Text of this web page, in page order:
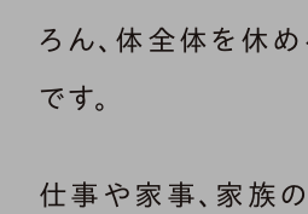
ろん、体全体を休
です。
仕事や家事、家族